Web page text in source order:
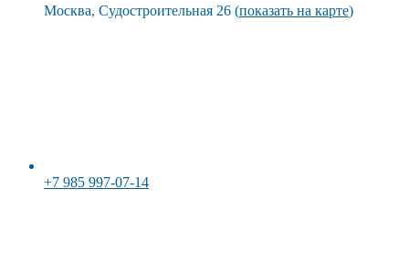
Москва, Судостроительная 26 (показать на карте)
+7 985 997-07-14